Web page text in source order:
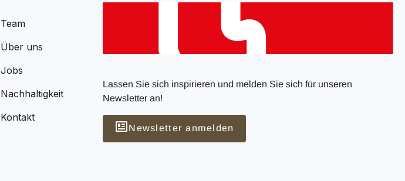
Team
Über uns
Jobs
Nachhaltigkeit
Kontakt
Lassen Sie sich inspirieren und melden Sie sich für unseren
Newsletter an!
Newsletter anmelden